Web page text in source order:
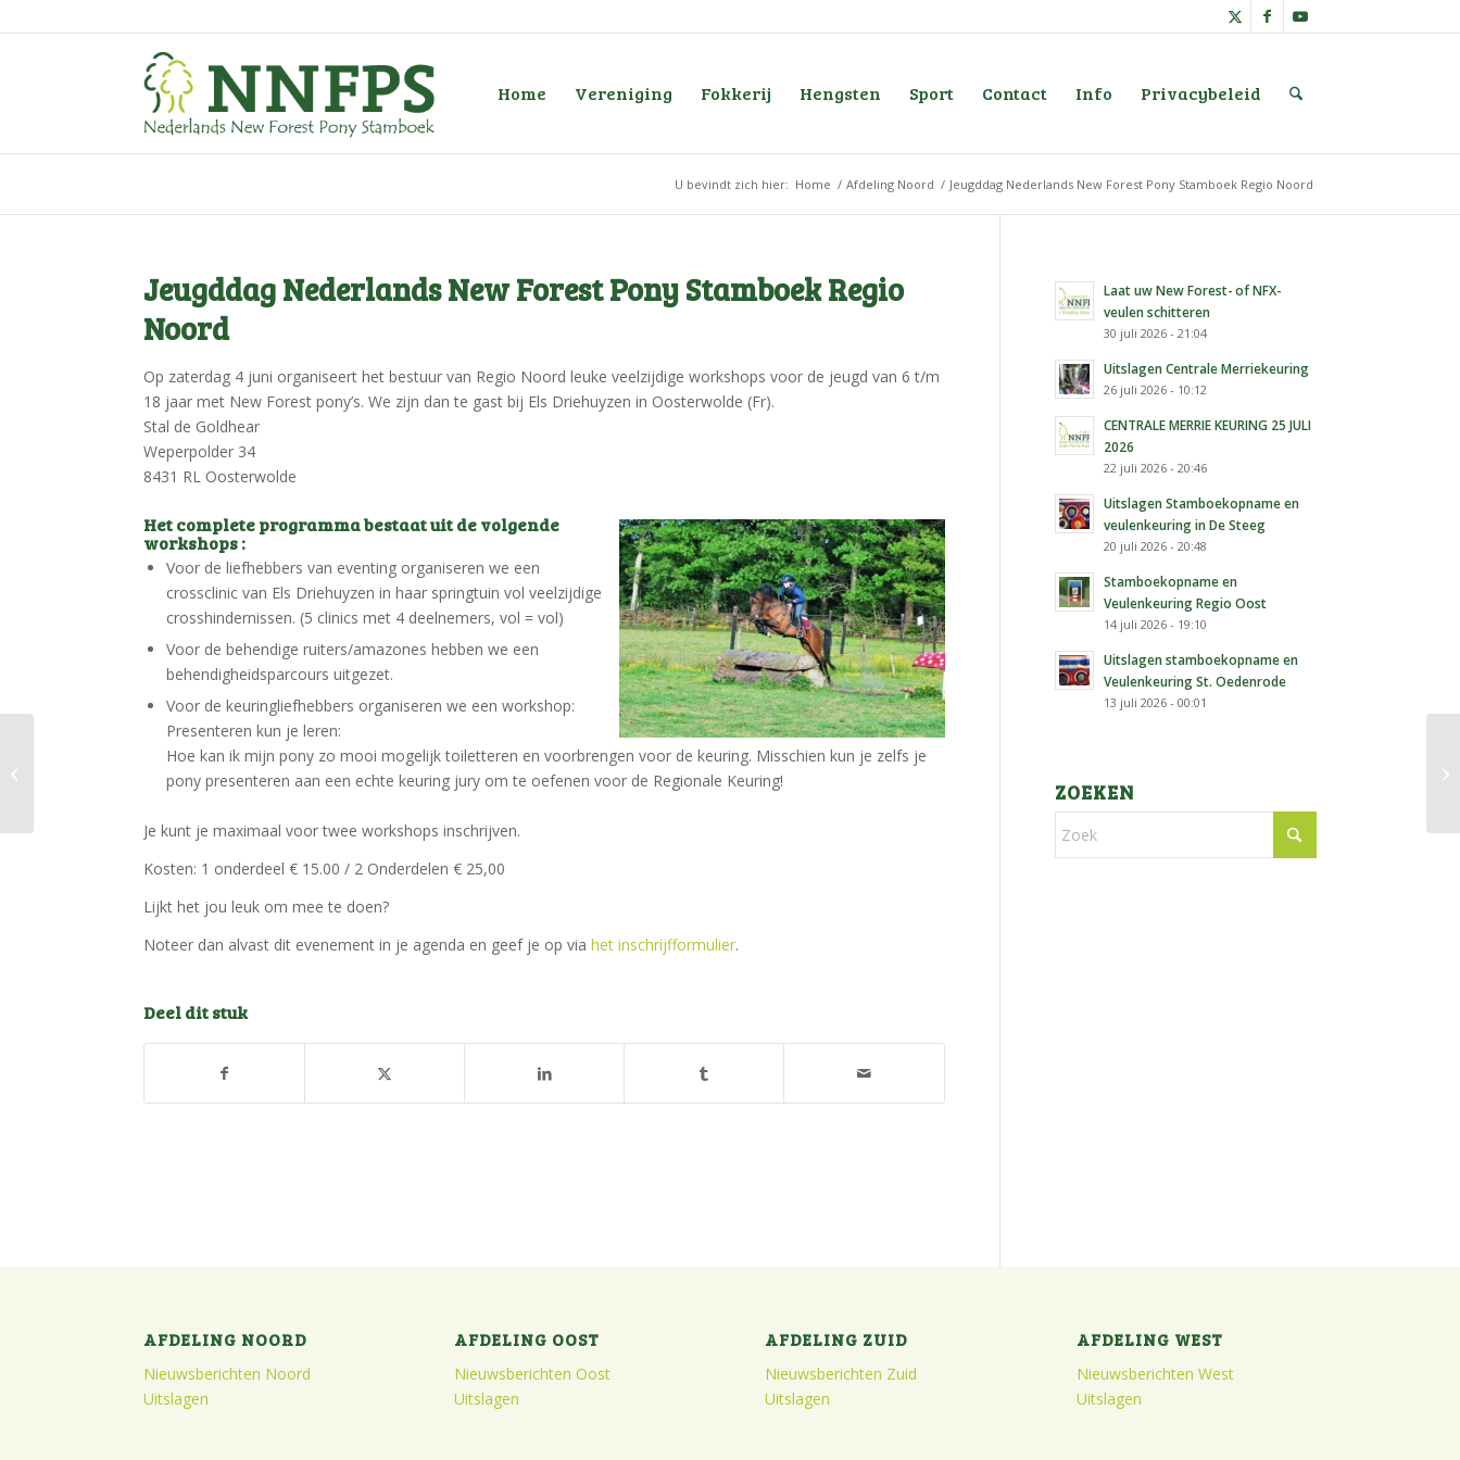
Home Vereniging Fokkerij Hengsten Sport Contact Info Privacybeleid
U bevindt zich hier: Home / Afdeling Noord / Jeugddag Nederlands New Forest Pony Stamboek Regio Noord
Jeugddag Nederlands New Forest Pony Stamboek Regio
Noord
Op zaterdag 4 juni organiseert het bestuur van Regio Noord leuke veelzijdige workshops voor de jeugd van 6 t/m
18 jaar met New Forest pony’s. We zijn dan te gast bij Els Driehuyzen in Oosterwolde (Fr).
Stal de Goldhear
Weperpolder 34
8431 RL Oosterwolde
Het complete programma bestaat uit de volgende
workshops :
Voor de liefhebbers van eventing organiseren we een
crossclinic van Els Driehuyzen in haar springtuin vol veelzijdige
crosshindernissen. (5 clinics met 4 deelnemers, vol = vol)
Voor de behendige ruiters/amazones hebben we een
behendigheidsparcours uitgezet.
Voor de keuringliefhebbers organiseren we een workshop:
Presenteren kun je leren:
Hoe kan ik mijn pony zo mooi mogelijk toiletteren en voorbrengen voor de keuring. Misschien kun je zelfs je
pony presenteren aan een echte keuring jury om te oefenen voor de Regionale Keuring!
Je kunt je maximaal voor twee workshops inschrijven.
Kosten: 1 onderdeel € 15.00 / 2 Onderdelen € 25,00
Lijkt het jou leuk om mee te doen?
Noteer dan alvast dit evenement in je agenda en geef je op via het inschrijfformulier.
Deel dit stuk
Laat uw New Forest- of NFX-
veulen schitteren
30 juli 2026 - 21:04
Uitslagen Centrale Merriekeuring
26 juli 2026 - 10:12
CENTRALE MERRIE KEURING 25 JULI
2026
22 juli 2026 - 20:46
Uitslagen Stamboekopname en
veulenkeuring in De Steeg
20 juli 2026 - 20:48
Stamboekopname en
Veulenkeuring Regio Oost
14 juli 2026 - 19:10
Uitslagen stamboekopname en
Veulenkeuring St. Oedenrode
13 juli 2026 - 00:01
ZOEKEN
AFDELING NOORD
Nieuwsberichten Noord
Uitslagen
AFDELING OOST
Nieuwsberichten Oost
Uitslagen
AFDELING ZUID
Nieuwsberichten Zuid
Uitslagen
AFDELING WEST
Nieuwsberichten West
Uitslagen